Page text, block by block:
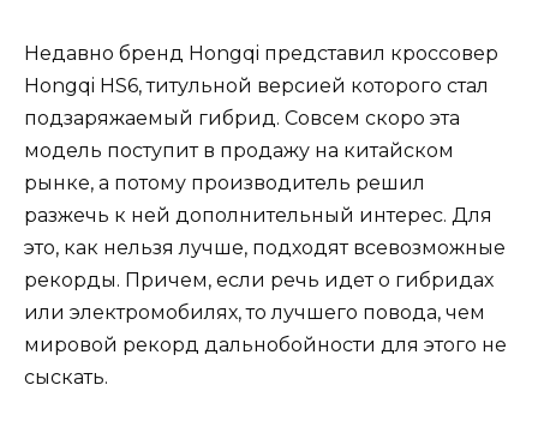
Недавно бренд Hongqi представил кроссовер
Hongqi HS6, титульной версией которого стал
подзаряжаемый гибрид. Совсем скоро эта
модель поступит в продажу на китайском
рынке, а потому производитель решил
разжечь к ней дополнительный интерес. Для
это, как нельзя лучше, подходят всевозможные
рекорды. Причем, если речь идет о гибридах
или электромобилях, то лучшего повода, чем
мировой рекорд дальнобойности для этого не
сыскать.